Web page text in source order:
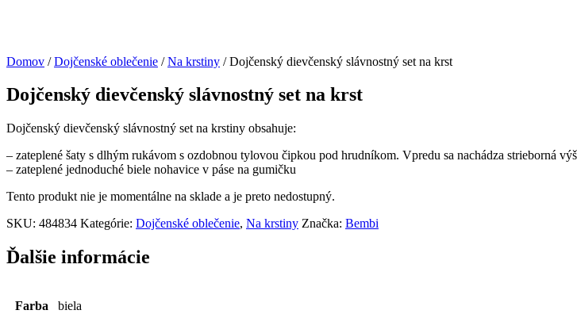
Domov /Dojčenské oblečenie /Na krstiny / Dojčenský dievčenský slávnostný set na krst
Dojčenský dievčenský slávnostný set na krst
Dojčenský dievčenský slávnostný set na krstiny obsahuje:
– zateplené šaty s dlhým rukávom s ozdobnou tylovou čipkou pod hrudníkom. Vpredu sa nachádza strieborná
– zateplené jednoduché biele nohavice v páse na gumičku
Tento produkt nie je momentálne na sklade a je preto nedostupný.
SKU: 484834 Kategórie: Dojčenské oblečenie, Na krstiny Značka: Bembi
Ďalšie informácie
Farba biela